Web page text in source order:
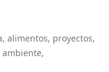
alimentos, proyectos,
ambiente,